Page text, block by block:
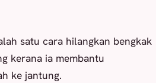
satu cara hilangkan bengkak
kerana ia membantu
ke jantung.